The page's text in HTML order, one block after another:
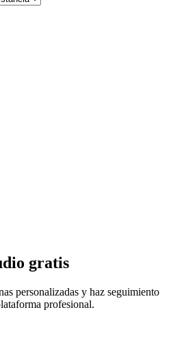
gratis
personalizadas y haz seguimiento
profesional.